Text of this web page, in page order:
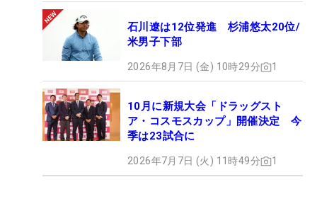
石川遼は12位発進 杉浦悠太20位/
米男子下部
2026年8月7日 (金) 10時29分 1
10月に新規大会「ドラッグスト
ア・コスモスカップ」開催決定 今
季は23試合に
2026年7月7日 (火) 11時49分 1